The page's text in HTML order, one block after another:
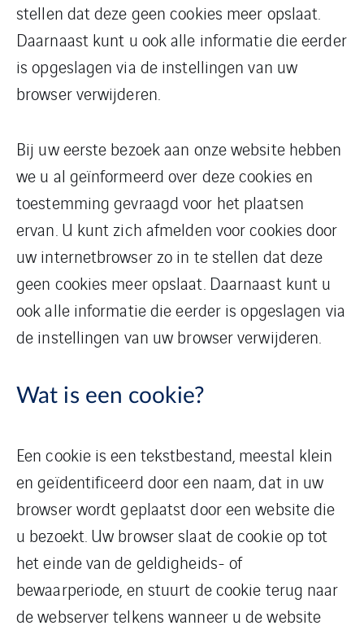
stellen dat deze geen cookies meer opslaat.
Daarnaast kunt u ook alle informatie die eerder
is opgeslagen via de instellingen van uw
browser verwijderen.
Bij uw eerste bezoek aan onze website hebben
we u al geïnformeerd over deze cookies en
toestemming gevraagd voor het plaatsen
ervan. U kunt zich afmelden voor cookies door
uw internetbrowser zo in te stellen dat deze
geen cookies meer opslaat. Daarnaast kunt u
ook alle informatie die eerder is opgeslagen via
de instellingen van uw browser verwijderen.
Wat is een cookie?
Een cookie is een tekstbestand, meestal klein
en geïdentificeerd door een naam, dat in uw
browser wordt geplaatst door een website die
u bezoekt. Uw browser slaat de cookie op tot
het einde van de geldigheids- of
bewaarperiode, en stuurt de cookie terug naar
de webserver telkens wanneer u de website